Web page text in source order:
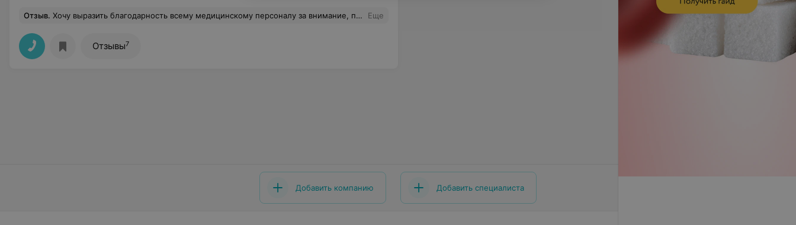
Отзыв. Хочу выразить благодарность всему медицинскому персоналу за внимание, профессионализм. Проходила реабилитацию в январе, все очень понравилось. Все вежливые, внимательные, возникающие вопросы решают быстро. В комнатах всегда чисто. Еще
Отзывы7
Добавить компанию Добавить специалиста